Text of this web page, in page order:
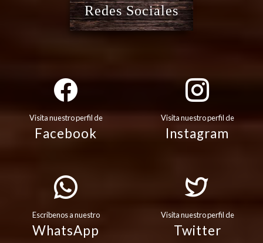
Redes Sociales
Visita nuestro perfil de
Facebook
Visita nuestro perfil de
Instagram
Escribenos a nuestro
WhatsApp
Visita nuestro perfil de
Twitter